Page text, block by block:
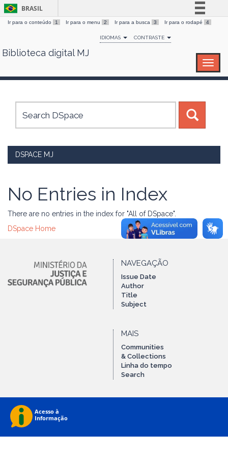
Skip
BRASIL
Simplifique!
Comunica BR
Canais
Ir para o conteúdo 1 Ir para o menu 2 Ir para a busca 3 Ir para o rodapé 4
IDIOMAS CONTRASTE
Biblioteca digital MJ
DSPACE MJ
No Entries in Index
There are no entries in the index for "All of DSpace".
DSpace Home
NAVEGAÇÃO
Issue Date
Author
Title
Subject
MAIS
Communities
& Collections
Linha do tempo
Search